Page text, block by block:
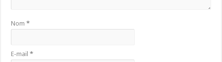
Nom*
E-mail*